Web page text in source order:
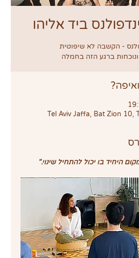
ביד אליהו
ונוכחות ברגע הזה בחמלה
Tel Aviv Jaffa, Bat Zion 10,
היחיד בו יכול להתחיל שינוי."